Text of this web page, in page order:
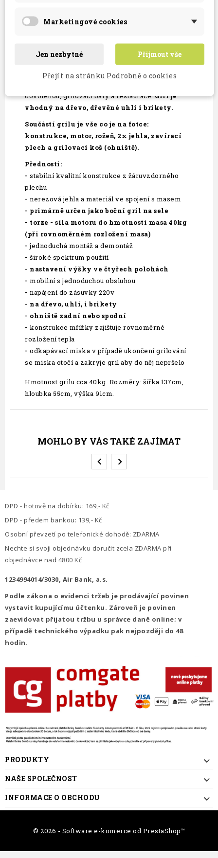
(torze)zajištuje klidné opékaní maso o
Možnost nastavení
grilování ve čtyřech výškách.
Gril má široké spektrum soukromého tak
dovolenou, grilovací bary a restaurace.Gril je
vhodný na dřevo, dřevěné uhlí i brikety.
Součástí grilu je vše co je na fotce:
konstrukce, motor, rožeň, 2x jehla, zavírací
plech a grilovací koš (ohniště).
Přednosti:
- stabilní kvalitní konstrukce z žáruvzdorného
plechu
- nerezová jehla a materiál ve spojení s masem
- primárně určen jako boční gril na sele
- torze - síla motoru do hmotnosti masa 40kg
(při rovnoměrném rozložení masa)
-jednoduchá montáž a demontáž
- široké spektrum použití
- nastavení výšky ve čtyřech polohách
- mobilní s jednoduchou obsluhou
- napájení do zásuvky 220v
- na dřevo, uhlí, i brikety
- ohniště zadní nebo spodní
- konstrukce mřížky zajištuje rovnoměrné
rozložení tepla
- odkapávací miska v případě ukončení grilování
se miska otočí a zakryje gril aby do něj nepršelo
Hmotnost grilu cca 40kg. Rozměry: šířka 137cm,
hloubka 55cm, výška 91cm.
MOHLO BY VÁS TAKÉ ZAJÍMAT
DPD - hotově na dobírku: 169,- Kč
DPD - předem bankou: 139,- Kč
Osobní převzetí po telefonické dohodě: ZDARMA
Nechte si svoji objednávku doručit zcela ZDARMA při
objednávce nad 4800 Kč
1234994014/3030, Air Bank, a.s.
Podle zákona o evidenci tržeb je prodávající povinen
vystavit kupujícímu účtenku. Zároveň je povinen
zaevidovat přijatou tržbu u správce daně online; v
případě technického výpadku pak nejpozději do 48
hodin.
PRODUKTY 
NAŠE SPOLEČNOST 
INFORMACE O OBCHODU 
© 2026 - Software e-komerce od PrestaShop™
Marketingové cookies
Jen nezbytné Přijmout vše
Přejít na stránku Podrobně o cookies